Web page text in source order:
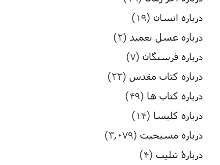
درباره انسان (۱۹)
درباره غسل تعمید (۲)
درباره فرشتگان (۷)
درباره کتاب مقدس (۲۲)
درباره کتاب ها (۴۹)
درباره کلیسا (۱۴)
درباره مسیحیت (۳,۰۷۹)
دربارۀ تثلیث (۴)